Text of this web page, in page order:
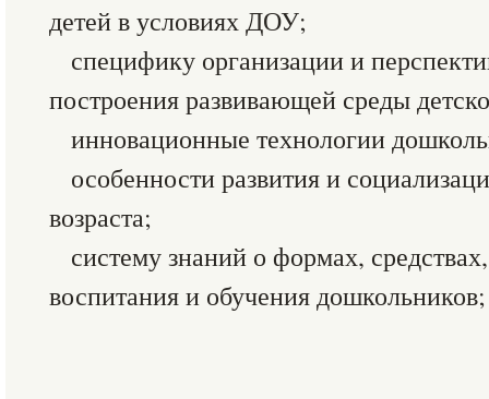
детей в условиях ДОУ;
специфику организации и
построения развивающей среды
инновационные технологии
особенности развития и
возраста;
систему знаний о формах,
воспитания и обучения дошкольников;